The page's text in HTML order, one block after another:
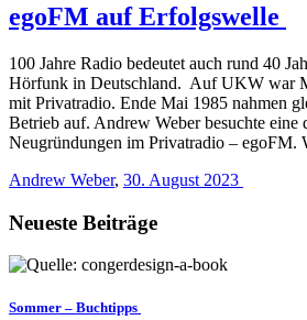
egoFM auf Erfolgswelle
100 Jahre Radio bedeutet auch rund 40
Hörfunk in Deutschland. Auf UKW war
mit Privatradio. Ende Mai 1985 nahmen
Betrieb auf. Andrew Weber besuchte eine
Neugründungen im Privatradio –
Andrew Weber, 30. August 2023
Neueste Beiträge
Sommer – Buchtipps